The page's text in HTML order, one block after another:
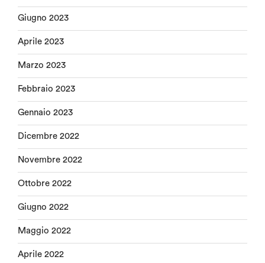
Giugno 2023
Aprile 2023
Marzo 2023
Febbraio 2023
Gennaio 2023
Dicembre 2022
Novembre 2022
Ottobre 2022
Giugno 2022
Maggio 2022
Aprile 2022